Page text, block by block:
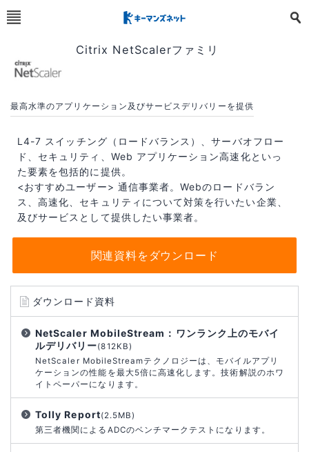
Citrix NetScalerファミリ
最高水準のアプリケーション及びサービスデリバリーを提供
L4-7 スイッチング（ロードバランス）、サーバオフロー
ド、セキュリティ、Web アプリケーション高速化といっ
た要素を包括的に提供。
<おすすめユーザー> 通信事業者。Webのロードバラン
ス、高速化、セキュリティについて対策を行いたい企業、
及びサービスとして提供したい事業者。
関連資料をダウンロード
ダウンロード資料
NetScaler MobileStream：ワンランク上のモバイ
ルデリバリー(812KB)
NetScaler MobileStreamテクノロジーは、モバイルアプリ
ケーションの性能を最大5倍に高速化します。技術解説のホワ
イトペーパーになります。
Tolly Report(2.5MB)
第三者機関によるADCのベンチマークテストになります。